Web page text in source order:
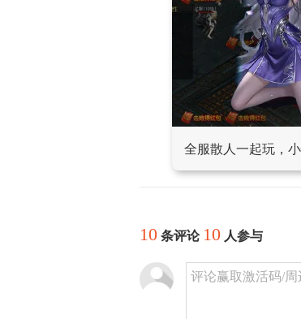
全服散人一起玩，
10 条评论 10 人参与
评论赢取激活码/周